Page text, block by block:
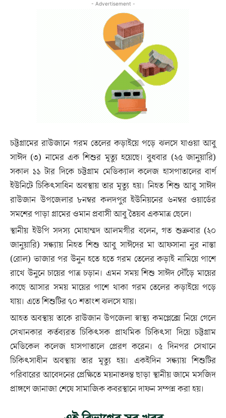
- Advertisement -
চট্টগ্রামের রাউজানে গরম তেলের কড়াইয়ে পড়ে ঝলসে যাওয়া আবু
সাঈদ (৩) নামের এক শিশুর মৃত্যু হয়েছে। বুধবার (২৫ জানুয়ারি)
সকাল ১১ টার দিকে চট্টগ্রাম মেডিক্যাল কলেজ হাসপাতালের বার্ণ
ইউনিটে চিকিৎসাধিন অবস্থায় তার মৃত্যু হয়। নিহত শিশু আবু সাঈদ
রাউজান উপজেলার ৮নম্বর কলদপুর ইউনিয়নের ৬নম্বর ওয়ার্ডের
সমশের পাড়া গ্রামের ওমান প্রবাসী আবু তৈয়ব একমাত্র ছেলে।
স্থানীয় ইউপি সদস্য মোহাম্মদ আলমগীর বলেন, গত শুক্রবার (২০
জানুয়ারি) সন্ধ্যায় নিহত শিশু আবু সাঈদের মা আফসানা নুর নাস্তা
(রোল) ভাজার পর উনুন হতে হতে গরম তেলের কড়াই নামিয়ে পাশে
রাখে উনুনে চায়ের পাত্র চড়ান। এমন সময় শিশু সাঈদ দৌঁড়ে মায়ের
কাছে আসার সময় মায়ের পাশে থাকা গরম তেলের কড়াইয়ে পড়ে
যায়। এতে শিশুটির ৭০ শতাংশ ঝলসে যায়।
আহত অবস্থায় তাকে রাউজান উপজেলা স্বাস্থ্য কমপ্লেক্সে নিয়ে গেলে
সেখানকার কর্তব্যরত চিকিৎসক প্রাথমিক চিকিৎসা দিয়ে চট্টগ্রাম
মেডিকেল কলেজ হাসপাতালে প্রেরণ করেন। ৫ দিনপর সেখানে
চিকিৎসাধীন অবস্থায় তার মৃত্যু হয়। একইদিন সন্ধ্যায় শিশুটির
পরিবারের আবেদনের প্রেক্ষিতে ময়নাতদন্ত ছাড়া স্থানীয় জামে মসজিদ
প্রাঙ্গণে জানাজা শেষে সামাজিক কবরস্থানে দাফন সম্পন্ন করা হয়।